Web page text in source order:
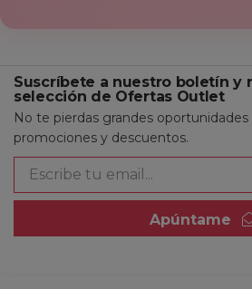
Suscríbete a nuestro boletín y
selección de Ofertas Outlet
No te pierdas grandes
promociones y descuentos.
Apúntame